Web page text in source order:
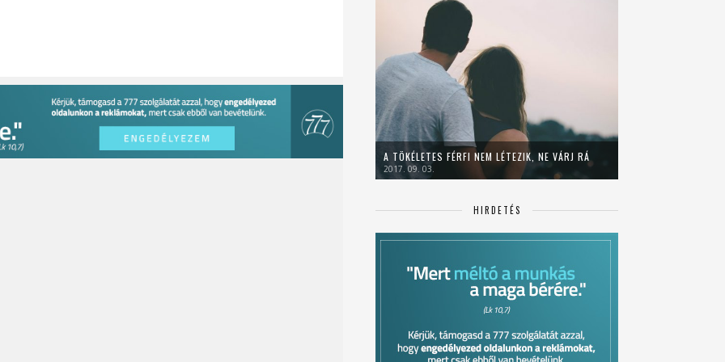
A TÖKÉLETES FÉRFI NEM LÉTEZIK, NE VÁRJ RÁ
2017. 09. 03.
HIRDETÉS